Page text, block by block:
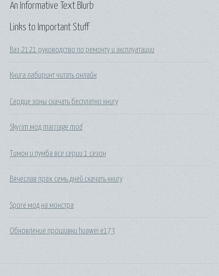
Links to Important Stuff
Ваз 2121 руководство по ремонту и эксплуатации
Книга лабиринт читать онлайн
Сердце зоны скачать бесплатно книгу
Skyrim мод marriage mod
Тимон и пумба все серии 1 сезон
Вячеслав прах семь дней скачать книгу
Spore мод на монстра
Обновление прошивки huawei e173
An Informative Text Blurb